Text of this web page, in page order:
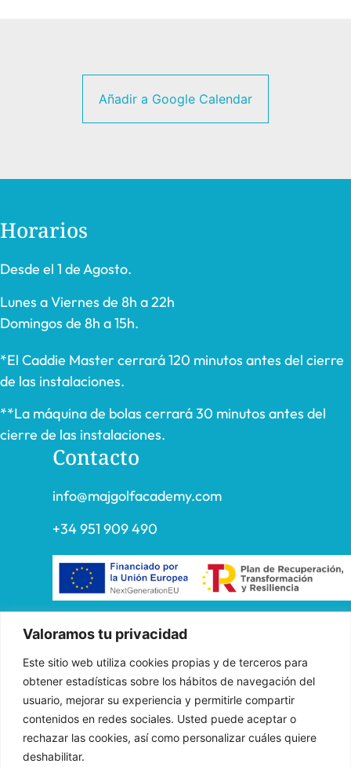
Valoramos tu privacidad
Este sitio web utiliza cookies propias y de terceros para
obtener estadísticas sobre los hábitos de navegación del
usuario, mejorar su experiencia y permitirle compartir
contenidos en redes sociales. Usted puede aceptar o
rechazar las cookies, así como personalizar cuáles quiere
deshabilitar.
Añadir a Google Calendar
Horarios
Desde el 1 de Agosto.
Lunes a Viernes de 8h a 22h
Domingos de 8h a 15h.
*El Caddie Master cerrará 120 minutos antes del cierre
de las instalaciones.
**La máquina de bolas cerrará 30 minutos antes del
cierre de las instalaciones.
Contacto
info@majgolfacademy.com
+34 951 909 490
«FADE AND DRAW TARGET S.L. ha recibido una ayuda de la
Unión Europea con cargo al Programa Operativo FEDER de
Andalucía 2014-2020, financiada como parte de la respuesta de
la Unión a la pandemia de COVID-19 (REACT-UE), para
compensar el sobrecoste energético de gas natural y/o
electricidad a pymes y autónomos especialmente afectados por el
incremento de los precios del gas natural y la electricidad
provocados por el impacto de la guerra de agresión de Rusia